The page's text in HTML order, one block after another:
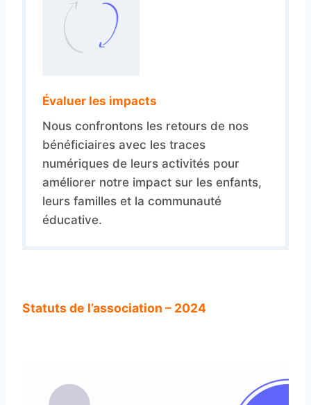
Évaluer les impacts
Nous confrontons les retours de nos
bénéficiaires avec les traces
numériques de leurs activités pour
améliorer notre impact sur les enfants,
leurs familles et la communauté
éducative.
Statuts de l’association – 2024